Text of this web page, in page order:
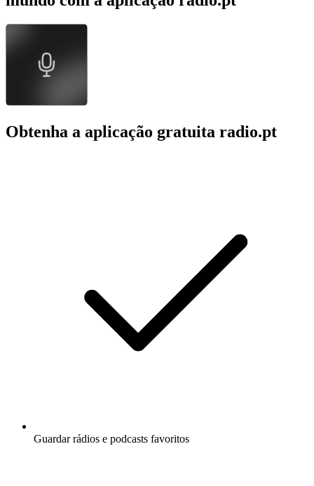
Obtenha a aplicação gratuita radio.pt
Guardar rádios e podcasts favoritos